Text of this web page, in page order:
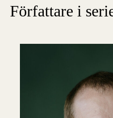
Författare i